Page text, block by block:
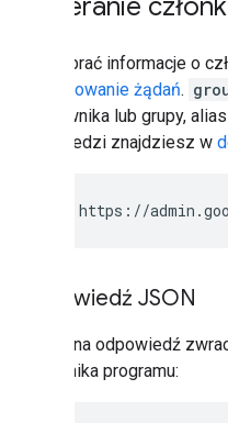
Aby pobrać informacje o
Autoryzowanie żądań.
użytkownika lub grupy,
odpowiedzi znajdziesz w
GET https://
Odpowiedź JSON
Pomyślna odpowiedź
uczestnika programu: